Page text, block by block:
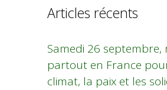
Articles récents
Samedi 26 septembre,
partout en France
climat, la paix et les